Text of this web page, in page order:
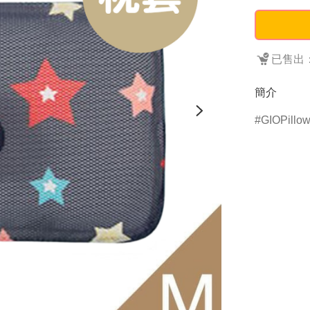
已售出
簡介
GIOPillow